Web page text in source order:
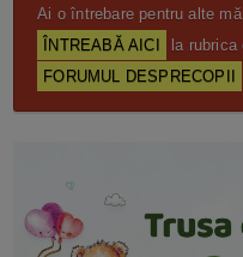
Ai o întrebare pentru alte
ÎNTREABĂ AICI
la rubrica
FORUMUL DESPRECOPII